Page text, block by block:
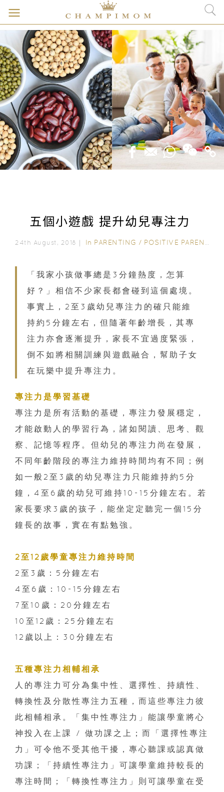
五個小遊戲 提升幼兒專注力
24th August, 2018｜ In PARENTING / POSITIVE PARENTING
「我家小孩做事總是3分鐘熱度，怎算
好？」相信不少家長都會碰到這個處境。
事實上，2至3歲幼兒專注力的確只能維
持約5分鐘左右，但隨著年齡增長，其專
注力亦會逐漸提升，家長不宜過度緊張，
倒不如將相關訓練與遊戲融合，幫助子女
在玩樂中提升專注力。
專注力是學習基礎
專注力是所有活動的基礎，專注力發展穩定，
才能啟動人的學習行為，諸如閱讀、思考、觀
察、記憶等程序。但幼兒的專注力尚在發展，
不同年齡階段的專注力維持時間均有不同；例
如一般2至3歲的幼兒專注力只能維持約5分
鐘，4至6歲的幼兒可維持10-15分鐘左右。若
家長要求3歲的孩子，能坐定定聽完一個15分
鐘長的故事，實在有點勉強。
2至12歲學童專注力維持時間
2至3歲：5分鐘左右
4至6歲：10-15分鐘左右
7至10歲：20分鐘左右
10至12歲：25分鐘左右
12歲以上：30分鐘左右
五種專注力相輔相承
人的專注力可分為集中性、選擇性、持續性、
轉換性及分散性專注力五種，而這些專注力彼
此相輔相承。「集中性專注力」能讓學童將心
神投入在上課 / 做功課之上；而「選擇性專注
力」可令他不受其他干擾，專心聽課或認真做
功課；「持續性專注力」可讓學童維持較長的
專注時間；「轉換性專注力」則可讓學童在受